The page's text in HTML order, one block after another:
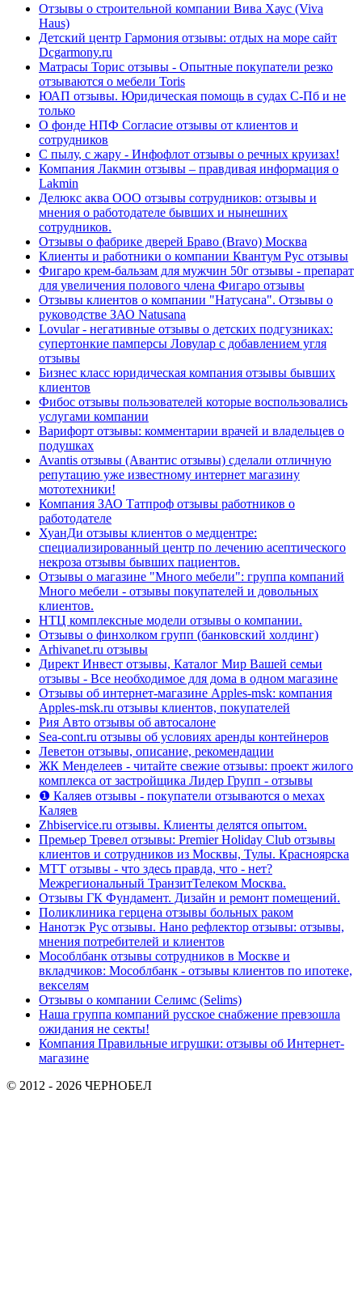
Отзывы о строительной компании Вива Хаус (Viva
Haus)
Детский центр Гармония отзывы: отдых на море сайт
Dcgarmony.ru
Матрасы Торис отзывы - Опытные покупатели резко
отзываются о мебели Toris
ЮАП отзывы. Юридическая помощь в судах С-Пб и не
только
О фонде НПФ Согласие отзывы от клиентов и
сотрудников
С пылу, с жару - Инфофлот отзывы о речных круизах!
Компания Лакмин отзывы – правдивая информация о
Lakmin
Делюкс аква ООО отзывы сотрудников: отзывы и
мнения о работодателе бывших и нынешних
сотрудников.
Отзывы о фабрике дверей Браво (Bravo) Москва
Клиенты и работники о компании Квантум Рус отзывы
Фигаро крем-бальзам для мужчин 50г отзывы - препарат
для увеличения полового члена Фигаро отзывы
Отзывы клиентов о компании "Натусана". Отзывы о
руководстве ЗАО Natusana
Lovular - негативные отзывы о детских подгузниках:
супертонкие памперсы Ловулар с добавлением угля
отзывы
Бизнес класс юридическая компания отзывы бывших
клиентов
Фибос отзывы пользователей которые воспользовались
услугами компании
Варифорт отзывы: комментарии врачей и владельцев о
подушках
Avantis отзывы (Авантис отзывы) сделали отличную
репутацию уже известному интернет магазину
мототехники!
Компания ЗАО Татпроф отзывы работников о
работодателе
ХуанДи отзывы клиентов о медцентре:
специализированный центр по лечению асептического
некроза отзывы бывших пациентов.
Отзывы о магазине "Много мебели": группа компаний
Много мебели - отзывы покупателей и довольных
клиентов.
НТЦ комплексные модели отзывы о компании.
Отзывы о финхолком групп (банковский холдинг)
Arhivanet.ru отзывы
Директ Инвест отзывы, Каталог Мир Вашей семьи
отзывы - Все необходимое для дома в одном магазине
Отзывы об интернет-магазине Apples-msk: компания
Apples-msk.ru отзывы клиентов, покупателей
Рия Авто отзывы об автосалоне
Sea-cont.ru отзывы об условиях аренды контейнеров
Леветон отзывы, описание, рекомендации
ЖК Менделеев - читайте свежие отзывы: проект жилого
комплекса от застройщика Лидер Групп - отзывы
❶ Каляев отзывы - покупатели отзываются о мехах
Каляев
Zhbiservice.ru отзывы. Клиенты делятся опытом.
Премьер Тревел отзывы: Premier Holiday Club отзывы
клиентов и сотрудников из Москвы, Тулы. Красноярска
МТТ отзывы - что здесь правда, что - нет?
Межрегиональный ТранзитТелеком Москва.
Отзывы ГК Фундамент. Дизайн и ремонт помещений.
Поликлиника герцена отзывы больных раком
Нанотэк Рус отзывы. Нано рефлектор отзывы: отзывы,
мнения потребителей и клиентов
Мособлбанк отзывы сотрудников в Москве и
вкладчиков: Мособлбанк - отзывы клиентов по ипотеке,
векселям
Отзывы о компании Селимс (Selims)
Наша группа компаний русское снабжение превзошла
ожидания не секты!
Компания Правильные игрушки: отзывы об Интернет-
магазине
© 2012 - 2026 ЧЕРНОБЕЛ